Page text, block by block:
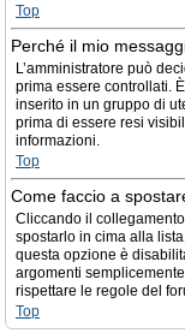
Top
Perché il mio
L’amministratore può
prima essere controllati.
inserito in un gruppo di
prima di essere resi
informazioni.
Top
Come faccio a
Cliccando il
spostarlo in cima alla
questa opzione è
argomenti
rispettare le regole del
Top